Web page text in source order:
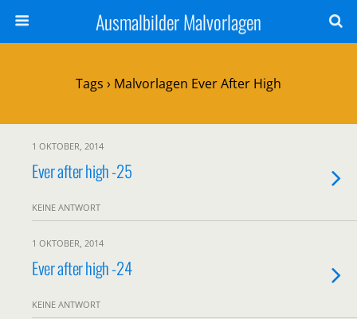
Ausmalbilder Malvorlagen
Tags › Malvorlagen Ever After High
1 OKTOBER, 2014
Ever after high -25
KEINE ANTWORT
1 OKTOBER, 2014
Ever after high -24
KEINE ANTWORT